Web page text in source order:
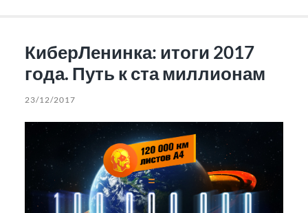
КиберЛенинка: итоги 2017
года. Путь к ста миллионам
23/12/2017